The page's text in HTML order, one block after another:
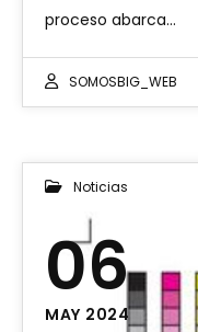
proceso abarca…
SOMOSBIG_WEB
Noticias
06
MAY 2024